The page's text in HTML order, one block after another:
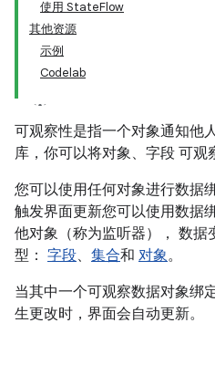
使用 StateFlow
其他资源
示例
Codelab
可观察性是指一个对象通知他
库，你可以将对象、字段 可观
您可以使用任何对象进行数据
触发界面更新您可以使用数据
他对象（称为监听器）， 数据
型： 字段、 集合和 对象。
当其中一个可观察数据对象绑
生更改时，界面会自动更新。